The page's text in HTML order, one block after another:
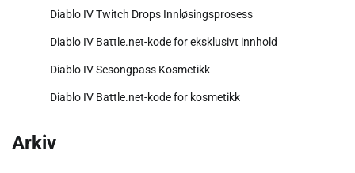
Diablo IV Twitch Drops Innløsingsprosess
Diablo IV Battle.net-kode for eksklusivt innhold
Diablo IV Sesongpass Kosmetikk
Diablo IV Battle.net-kode for kosmetikk
Arkiv